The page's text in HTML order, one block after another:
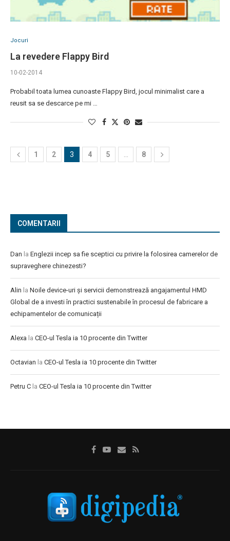
Jocuri
La revedere Flappy Bird
10-02-2014
Probabil toata lumea cunoaste Flappy Bird, jocul minimalist care a
reusit sa se descarce pe mi …
1 2 3 4 5 … 8
COMENTARII
Dan la Englezii incep sa fie sceptici cu privire la folosirea camerelor de
supraveghere chinezesti?
Alin la Noile device-uri și servicii demonstrează angajamentul HMD
Global de a investi în practici sustenabile în procesul de fabricare a
echipamentelor de comunicații
Alexa la CEO-ul Tesla ia 10 procente din Twitter
Octavian la CEO-ul Tesla ia 10 procente din Twitter
Petru C la CEO-ul Tesla ia 10 procente din Twitter